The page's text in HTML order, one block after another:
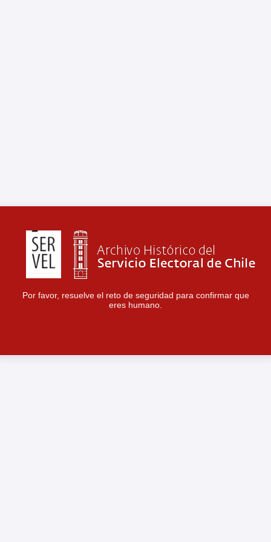
Por favor, resuelve el reto de seguridad para confirmar que
eres humano.